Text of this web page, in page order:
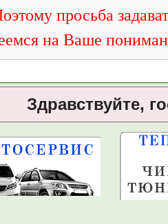
просьба
на Ваше
Здравствуйте,